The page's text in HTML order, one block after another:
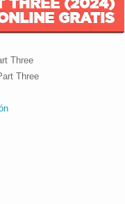
GRATIS
Three
Three